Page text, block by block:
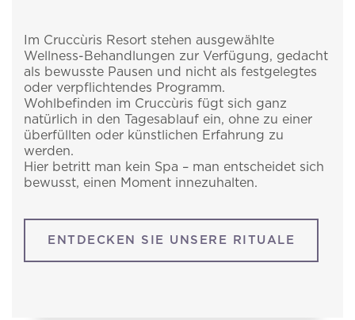
Im Cruccùris Resort stehen ausgewählte
Wellness-Behandlungen zur Verfügung, gedacht
als bewusste Pausen und nicht als festgelegtes
oder verpflichtendes Programm.
Wohlbefinden im Cruccùris fügt sich ganz
natürlich in den Tagesablauf ein, ohne zu einer
überfüllten oder künstlichen Erfahrung zu
werden.
Hier betritt man kein Spa – man entscheidet sich
bewusst, einen Moment innezuhalten.
ENTDECKEN SIE UNSERE RITUALE